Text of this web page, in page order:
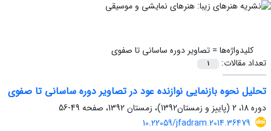
کلیدواژه‌ها =تصاویر دوره ساسانی تا صفوی
تعداد مقالات:
1
تحلیل نحوه بازنمایی نوازنده عود در تصاویر دوره ساسانی تا صفوی
دوره 18، 2 (پاییز و زمستان1392)، زمستان 1392، صفحه
49-56
10.22059/jfadram.2014.36479